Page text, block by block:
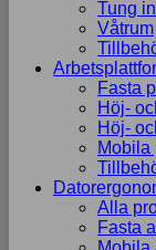
Tung
Våtrum
Fasta
Höj-
Höj-
Mobila
Alla
Fasta